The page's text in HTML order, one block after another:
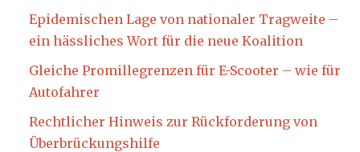
Epidemischen Lage von nationaler Tragweite –
ein hässliches Wort für die neue Koalition
Gleiche Promillegrenzen für E-Scooter – wie für
Autofahrer
Rechtlicher Hinweis zur Rückforderung von
Überbrückungshilfe